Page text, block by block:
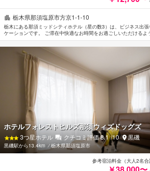
栃木県那須塩原市方京1-1-10
栃木にある那須ミッドシティホテル（星の数3）は、ビジネス出
ケーションです。 ご滞在中快適なお時間をお過ごしいただけるよ
のアメニティをご用意しております。 全室Wi-Fi無料, 24時間対
設備, 荷物預かり所, Wi-Fi（共有エリア内）などの設備・サービ
屋にはお客様の快適な睡眠をサポートするための設備を整えてお
洋服掛け, 加湿器, 鏡などを備えたお部屋もご用意しています。
ージなどの館内設備・サービスをご利用いただけます。 那須ミッ
おもてなしと心地よい雰囲気で、栃木での滞在をより思い出深い
ホテルフォレストヒルズ那須ウィズドッグズ
3つ星ホテル クチコミ評価8.1 /10 黒磯
黒磯駅から13.4km ⁄栃木県那須塩原市
参考宿泊料金（大人2名合